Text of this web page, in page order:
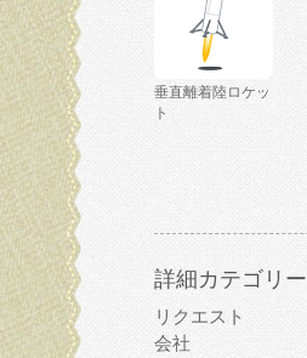
垂直離着陸ロケッ
ト
詳細カテゴリー
リクエスト
会社